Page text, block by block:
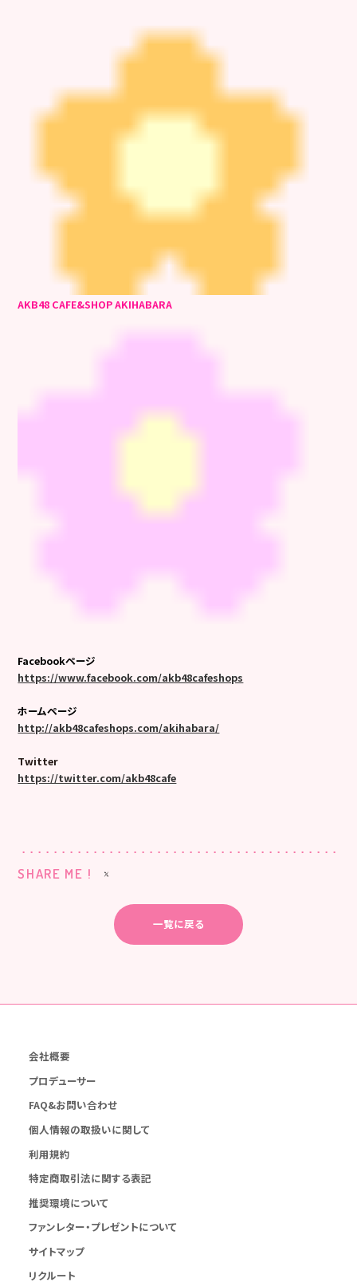
AKB48 CAFE&SHOP AKIHABARA
Facebookページ
https://www.facebook.com/akb48cafeshops
ホームページ
http://akb48cafeshops.com/akihabara/
Twitter
https://twitter.com/akb48cafe
SHARE ME !
一覧に戻る
会社概要
プロデューサー
FAQ&お問い合わせ
個人情報の取扱いに関して
利用規約
特定商取引法に関する表記
推奨環境について
ファンレター・プレゼントについて
サイトマップ
リクルート